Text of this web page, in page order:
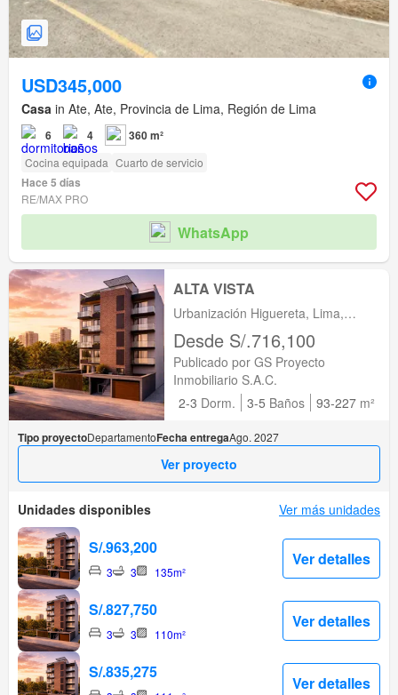
USD345,000
Casa in Ate, Ate, Provincia de Lima, Región de Lima
6 4 360 m²
Cocina equipada Cuarto de servicio
Hace 5 días
RE/MAX PRO
WhatsApp
ALTA VISTA
Urbanización Higuereta, Lima,
Santiago de Surco, Lima
Desde S/.716,100
Publicado por GS Proyecto
Inmobiliario S.A.C.
2-3 Dorm. 3-5 Baños 93-227 m²
Tipo proyectoDepartamentoFecha entregaAgo. 2027
Ver proyecto
Unidades disponibles Ver más unidades
S/.963,200
3 3 135m²
Ver detalles
S/.827,750
3 3 110m²
Ver detalles
S/.835,275
Ver detalles